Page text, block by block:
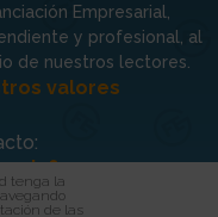
Empresarial,
y profesional, al
de nuestros lectores.
valores
tenga la
de las